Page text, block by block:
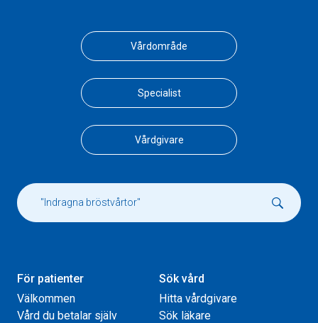
Vårdområde
Specialist
Vårdgivare
För patienter
Välkommen
Vård du betalar själv
Sök vård
Hitta vårdgivare
Sök läkare